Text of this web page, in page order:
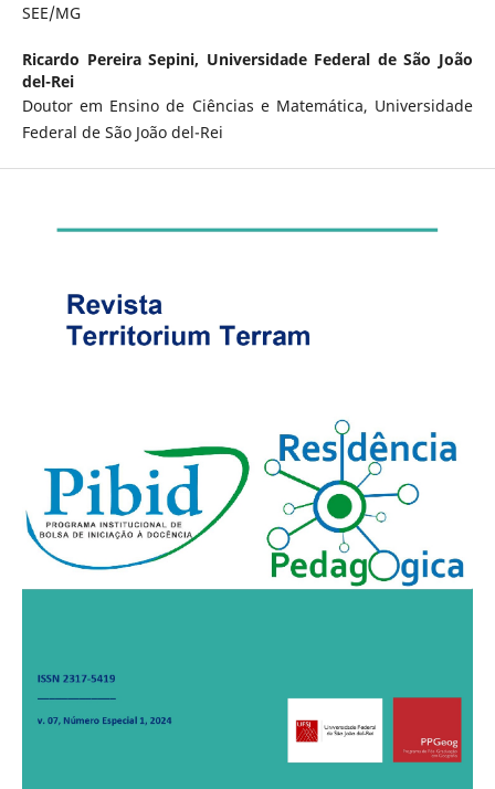
SEE/MG
Ricardo Pereira Sepini, Universidade Federal de São João
del-Rei
Doutor em Ensino de Ciências e Matemática, Universidade
Federal de São João del-Rei